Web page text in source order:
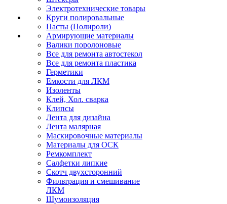
Электротехнические товары
Круги полировальные
Пасты (Полироли)
Армирующие материалы
Валики поролоновые
Все для ремонта автостекол
Все для ремонта пластика
Герметики
Емкости для ЛКМ
Изоленты
Клей, Хол. сварка
Клипсы
Лента для дизайна
Лента малярная
Маскировочные материалы
Материалы для ОСК
Ремкомплект
Салфетки липкие
Скотч двухсторонний
Фильтрация и смешивание
ЛКМ
Шумоизоляция